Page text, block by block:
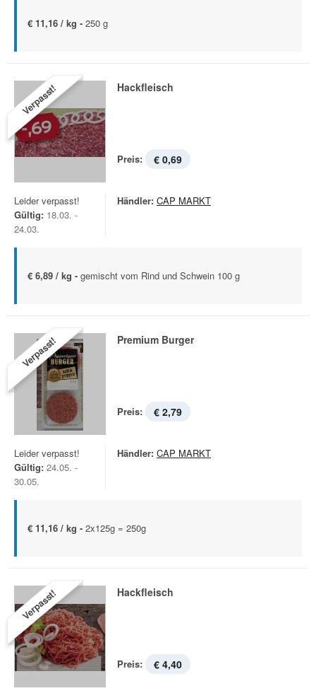
€ 11,16 / kg - 250 g
Verpasst! Hackfleisch
Preis: € 0,69
Leider verpasst!
Gültig: 18.03. -
24.03.
Händler: CAP MARKT
€ 6,89 / kg - gemischt vom Rind und Schwein 100 g
Verpasst! Premium Burger
Preis: € 2,79
Leider verpasst!
Gültig: 24.05. -
30.05.
Händler: CAP MARKT
€ 11,16 / kg - 2x125g = 250g
Verpasst! Hackfleisch
Preis: € 4,40